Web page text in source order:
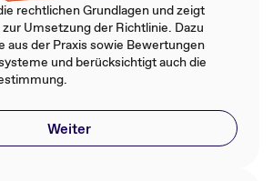
rechtlichen Grundlagen und zeigt
Umsetzung der Richtlinie. Dazu
aus der Praxis sowie Bewertungen
und berücksichtigt auch die
Weiter